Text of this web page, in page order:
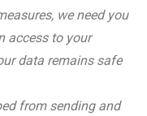
we need you
access to your
data remains safe
from sending and